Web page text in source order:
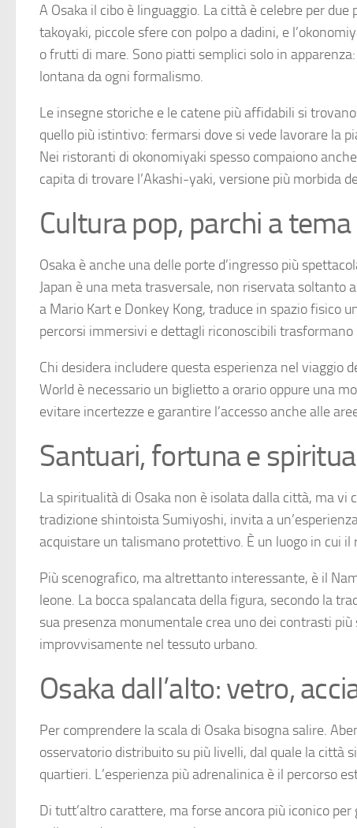
A Osaka il cibo è linguaggio. La città è celebre per
takoyaki, piccole sfere con polpo a dadini, e
o frutti di mare. Sono piatti semplici solo in
lontana da ogni formalismo.
Le insegne storiche e le catene più affidabili si
quello più istintivo: fermarsi dove si vede lavorare la
Nei ristoranti di okonomiyaki spesso compaiono
capita di trovare l’Akashi-yaki, versione più morbida
Cultura pop, parchi a
Osaka è anche una delle porte d’ingresso più
Japan è una meta trasversale, non riservata soltanto
a Mario Kart e Donkey Kong, traduce in spazio fisico
percorsi immersivi e dettagli riconoscibili
Chi desidera includere questa esperienza nel viaggio
World è necessario un biglietto a orario oppure una
evitare incertezze e garantire l’accesso anche alle
Santuari, fortuna e
La spiritualità di Osaka non è isolata dalla città, ma
tradizione shintoista Sumiyoshi, invita a
acquistare un talismano protettivo. È un luogo in cui
Più scenografico, ma altrettanto interessante, è il
leone. La bocca spalancata della figura, secondo la
sua presenza monumentale crea uno dei contrasti
improvvisamente nel tessuto urbano.
Osaka dall’alto: vetro,
Per comprendere la scala di Osaka bisogna salire.
osservatorio distribuito su più livelli, dal quale la città
quartieri. L’esperienza più adrenalinica è il percorso
Di tutt’altro carattere, ma forse ancora più iconico